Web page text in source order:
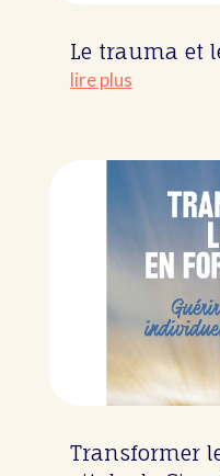
Le trauma et
lire plus
Transformer